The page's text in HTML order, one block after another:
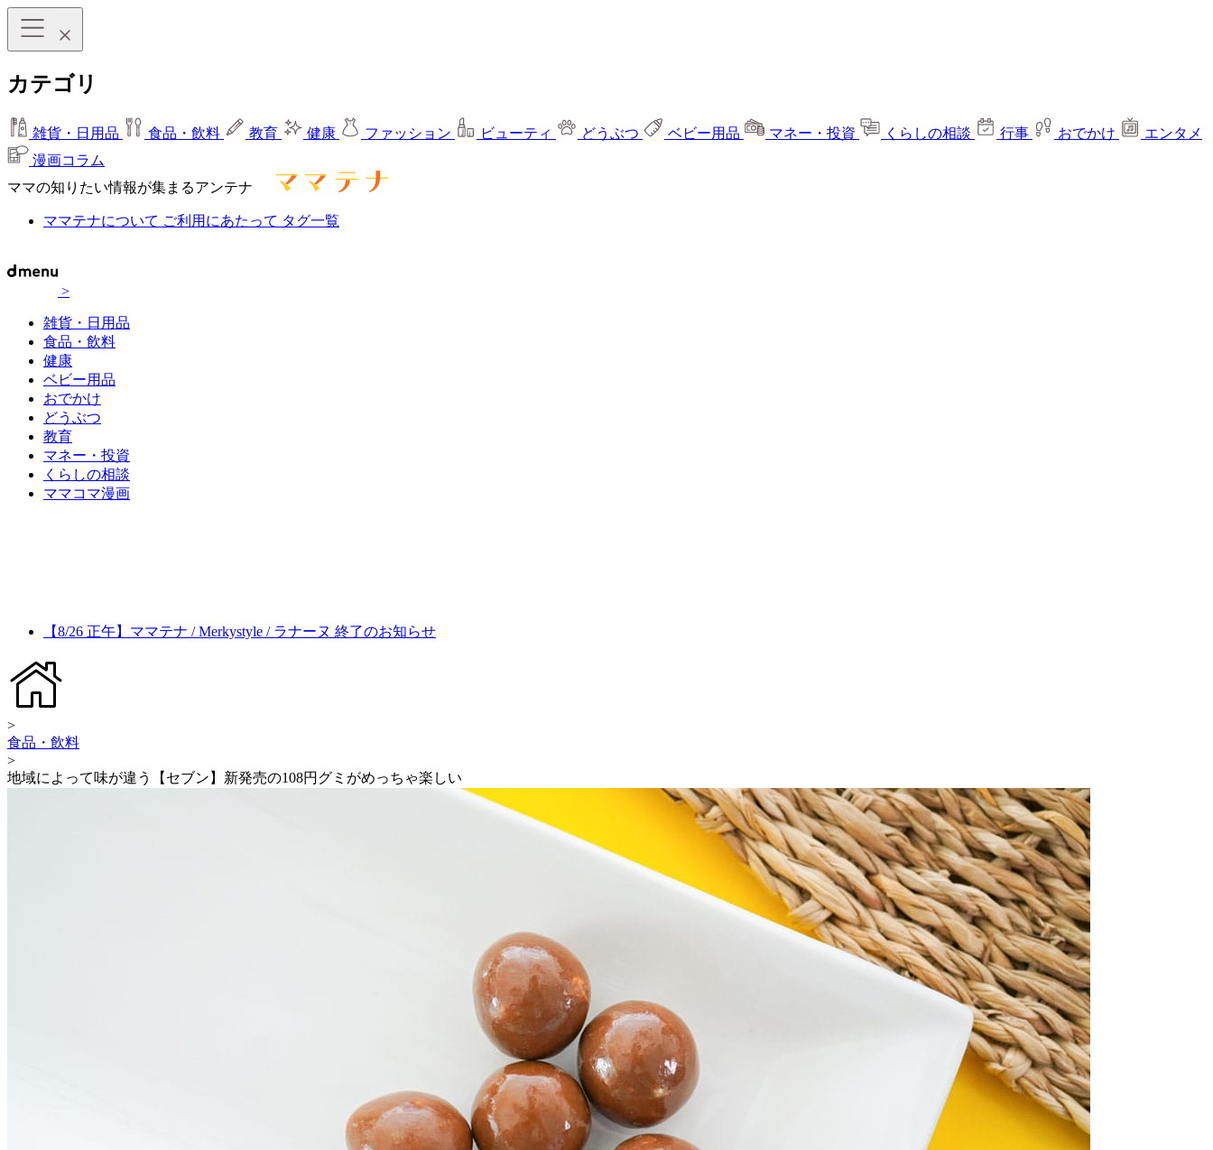
カテゴリ
雑貨・日用品 食品・飲料 教育 健康 ファッション ビューティ どうぶつ ベビー用品 マネー・投資 くらしの相談 行事 おでかけ
エンタメ
漫画コラム
ママの知りたい情報が集まるアンテナ
ママテナについて ご利用にあたって タグ一覧
>
雑貨・日用品
食品・飲料
健康
ベビー用品
おでかけ
どうぶつ
教育
マネー・投資
くらしの相談
ママコマ漫画
【8/26 正午】ママテナ / Merkystyle / ラナーヌ 終了のお知らせ
>
食品・飲料
>
地域によって味が違う【セブン】新発売の108円グミがめっちゃ楽しい